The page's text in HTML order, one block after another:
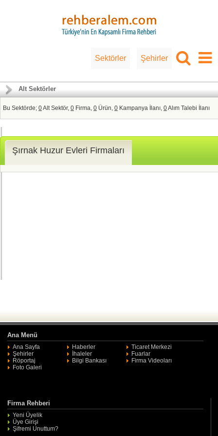
Sektörler Şehirler
Alt Sektörler
Bu Sektörde; 0Alt Sektör, 0 Firma, 0 Ürün, 0 Kampanya İlanı, 0Alım Talebi İlanı
Şırnak Huzur Evleri Firmaları
Ana Menü
Ana Sayfa Haberler
Ticaret Merkezi
Şehirler
İhaleler
Fuarlar
Röportaj
Bilgi Bankası
Firma Videoları
Foto Galeri
Firma Rehberi
Yeni Üyelik
Üye Girişi
Şifremi Unuttum?